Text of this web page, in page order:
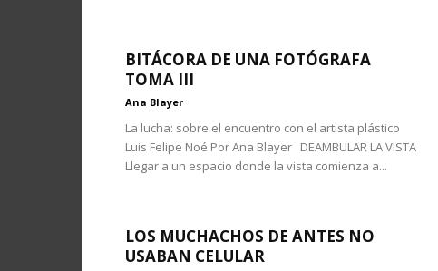
BITÁCORA DE UNA FOTÓGRAFA
TOMA III
Ana Blayer
La lucha: sobre el encuentro con el artista plástico
Luis Felipe Noé Por Ana Blayer DEAMBULAR LA VISTA
Llegar a un espacio donde la vista comienza a...
LOS MUCHACHOS DE ANTES NO
USABAN CELULAR